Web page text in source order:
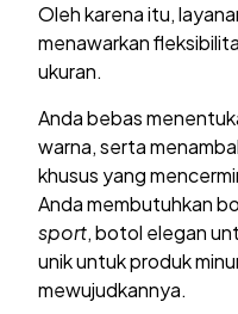
Oleh karena itu,
menawarkan
ukuran.
Anda bebas
warna, serta
khusus yang
Anda membutuhkan
sport, botol elegan
unik untuk produk
mewujudkannya.